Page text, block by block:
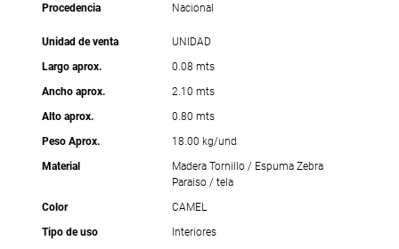
Procedencia Nacional
Unidad de venta
UNIDAD
Largo aprox.
0.08 mts
Ancho aprox.
2.10 mts
Alto aprox.
0.80 mts
Peso Aprox.
18.00 kg/und
Material
Madera Tornillo / Espuma Zebra
Paraiso / tela
Color
CAMEL
Tipo de uso
Interiores